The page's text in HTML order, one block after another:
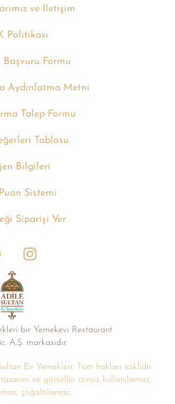
ve İletişim
Politikası
Formu
Aydınlatma Metni
Talep Formu
Tablosu
Bilgileri
Sistemi
Siparişi Ver
bir Yemekevi Restaurant
A.Ș. markasıdır.
Ev Yemekleri. Tüm hakları saklıdır.
ve görseller izinsiz kullanılamaz,
çoğaltılamaz.